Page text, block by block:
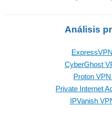
Análisis
CyberGhost
Proton
Private Internet
IPVanish